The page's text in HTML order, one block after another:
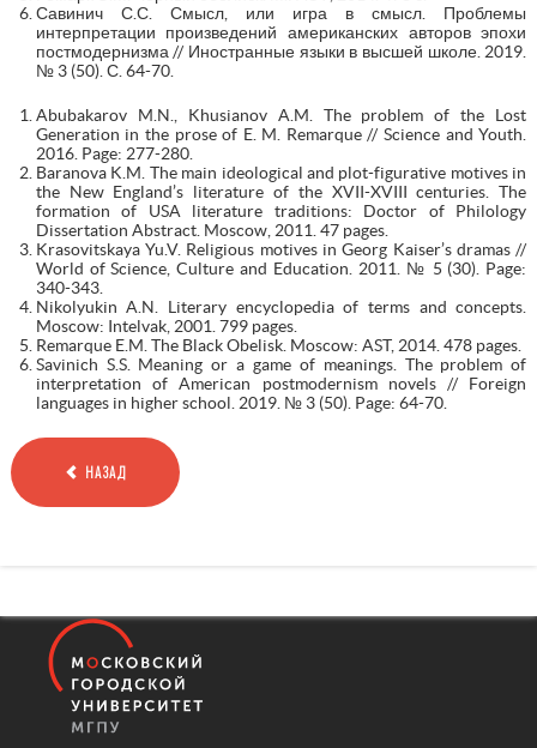
Савинич С.С. Смысл, или игра в смысл. Проблемы
интерпретации произведений американских авторов эпохи
постмодернизма // Иностранные языки в высшей школе. 2019.
№ 3 (50). С. 64-70.
Abubakarov M.N., Khusianov A.M. The problem of the Lost
Generation in the prose of E. M. Remarque // Science and Youth.
2016. Page: 277-280.
Baranova K.M. The main ideological and plot-figurative motives in
the New England’s literature of the XVII-XVIII centuries. The
formation of USA literature traditions: Doctor of Philology
Dissertation Abstract. Moscow, 2011. 47 pages.
Krasovitskaya Yu.V. Religious motives in Georg Kaiser’s dramas //
World of Science, Culture and Education. 2011. № 5 (30). Page:
340-343.
Nikolyukin A.N. Literary encyclopedia of terms and concepts.
Moscow: Intelvak, 2001. 799 pages.
Remarque E.M. The Black Obelisk. Moscow: AST, 2014. 478 pages.
Savinich S.S. Meaning or a game of meanings. The problem of
interpretation of American postmodernism novels // Foreign
languages in higher school. 2019. № 3 (50). Page: 64-70.
НАЗАД